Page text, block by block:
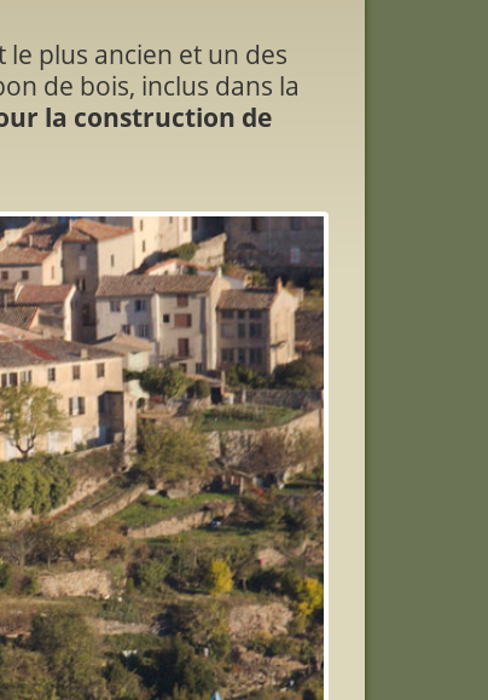
le plus ancien et un des
de bois, inclus dans la
la construction de